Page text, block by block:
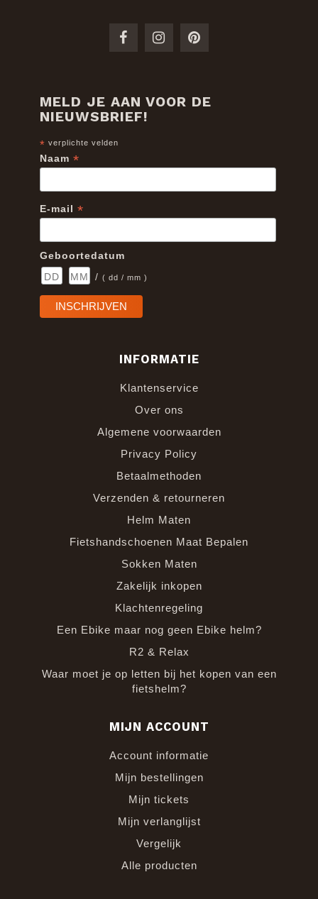
MELD JE AAN VOOR DE
NIEUWSBRIEF!
* verplichte velden
Naam *
E-mail *
Geboortedatum
/ ( dd / mm )
INFORMATIE
Klantenservice
Over ons
Algemene voorwaarden
Privacy Policy
Betaalmethoden
Verzenden & retourneren
Helm Maten
Fietshandschoenen Maat Bepalen
Sokken Maten
Zakelijk inkopen
Klachtenregeling
Een Ebike maar nog geen Ebike helm?
R2 & Relax
Waar moet je op letten bij het kopen van een
fietshelm?
MIJN ACCOUNT
Account informatie
Mijn bestellingen
Mijn tickets
Mijn verlanglijst
Vergelijk
Alle producten